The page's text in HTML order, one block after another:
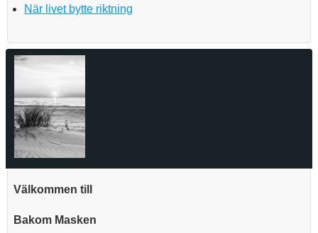
När livet bytte riktning
Välkommen till
Bakom Masken